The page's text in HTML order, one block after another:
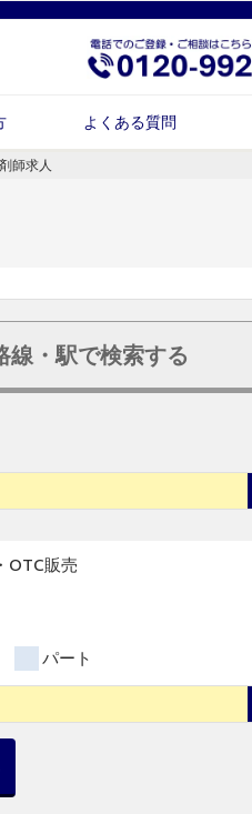
よくある質問
師求人
線・駅で検索する
OTC販売
パート